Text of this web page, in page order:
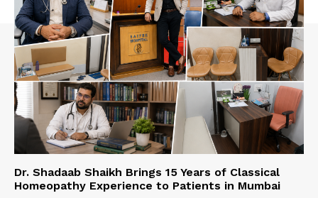
Dr. Shadaab Shaikh Brings 15 Years of Classical
Homeopathy Experience to Patients in Mumbai